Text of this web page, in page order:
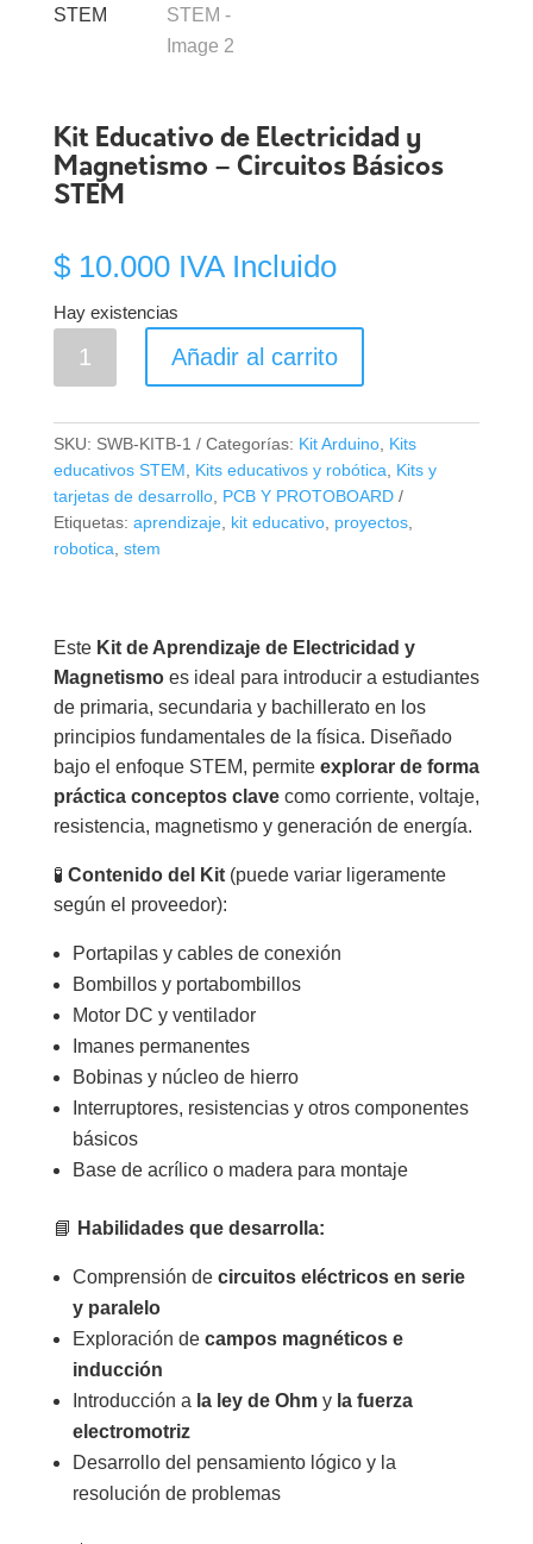
Kit Educativo de Electricidad y
Magnetismo – Circuitos Básicos
STEM
$10.000 IVA Incluido
Hay existencias
Educativo
Magnetismo
–
Circuitos
cantidad
Añadir al carrito
SKU: SWB-KITB-1 Categorías: Kit Arduino, Kits
educativos STEM
Kits educativos y robótica
Kits y
tarjetas de desarrollo, PCB Y PROTOBOARD
Etiquetas: aprendizaje, kit educativo, proyectos,
robotica stem
Este Kit de Aprendizaje de Electricidad y
Magnetismoes ideal para introducir a estudiantes
de primaria, secundaria y bachillerato en los
principios fundamentales de la física. Diseñado
bajo el enfoque STEM, permite explorar de forma
práctica conceptos clavecomo corriente, voltaje,
resistencia, magnetismo y generación de energía.
🧪 Contenido del Kit(puede variar ligeramente
según el proveedor):
Portapilas y cables de conexión
Bombillos y portabombillos
Motor DC y ventilador
Imanes permanentes
Bobinas y núcleo de hierro
Interruptores, resistencias y otros componentes
básicos
Base de acrílico o madera para montaje
📘 Habilidades que desarrolla:
Comprensión de circuitos eléctricos en serie
y paralelo
Exploración de campos magnéticos e
inducción
Introducción a la ley de Ohmy la fuerza
electromotriz
Desarrollo del pensamiento lógico y la
resolución de problemas